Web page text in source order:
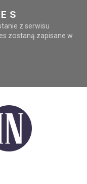
z serwisu
zostaną zapisane w